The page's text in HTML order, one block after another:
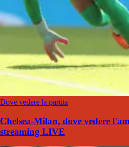
Dove vedere la partita
Chelsea-Milan, dove vedere
streaming LIVE